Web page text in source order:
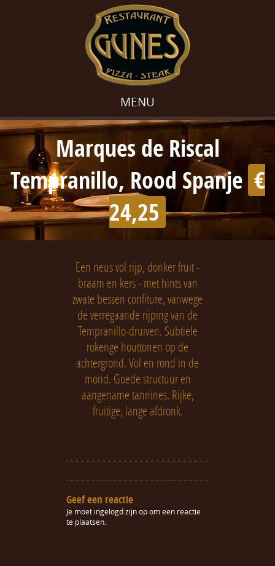
MENU
Marques de Riscal
Tempranillo, Rood Spanje €
24,25
Een neus vol rijp, donker fruit -
braam en kers - met hints van
zwate bessen confiture, vanwege
de verregaande rijping van de
Tempranillo-druiven. Subtiele
rokerige houttonen op de
achtergrond. Vol en rond in de
mond. Goede structuur en
aangename tannines. Rijke,
fruitige, lange afdronk.
Geef een reactie
Je moet ingelogd zijn opom een reactie
te plaatsen.